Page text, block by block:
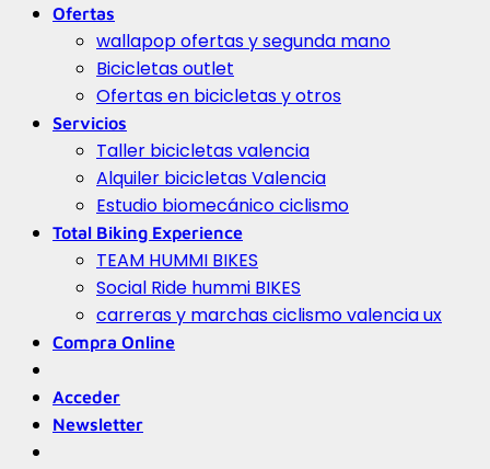
Ofertas
wallapop ofertas y segunda mano
Bicicletas outlet
Ofertas en bicicletas y otros
Servicios
Taller bicicletas valencia
Alquiler bicicletas Valencia
Estudio biomecánico ciclismo
Total Biking Experience
TEAM HUMMI BIKES
Social Ride hummi BIKES
carreras y marchas ciclismo valencia ux
Compra Online
Acceder
Newsletter